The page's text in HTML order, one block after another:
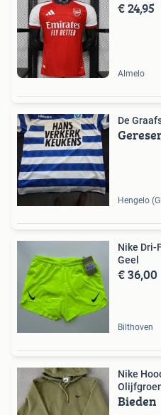
€ 24,95
Almelo
De
Hengelo
Nike Dri-
Geel
€ 36,00
Bilthoven
Nike
Bieden